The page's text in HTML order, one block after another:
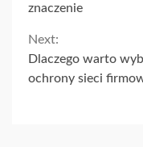
Reading
znaczenie
Next:
Dlaczego warto
ochrony sieci